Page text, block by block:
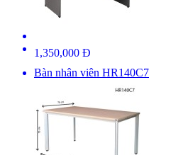
1,350,000 Đ
Bàn nhân viên HR140C7